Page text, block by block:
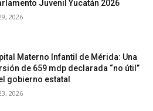
Juvenil Yucatán 2026
2026
Materno Infantil de Mérida: Una
de 659 mdp declarada “no útil”
gobierno estatal
2026